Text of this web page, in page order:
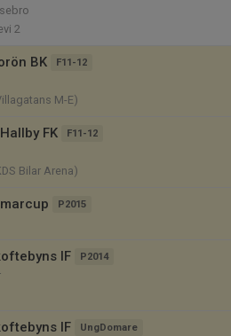
2
BK F11-12
M-E)
FK F11-12
Bilar Arena)
P2015
IF P2014
IF UngDomare